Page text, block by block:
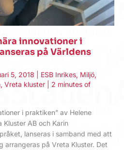
innovationer i
på Världens
5, 2018 ESB Inrikes, Miljö,
, Vreta kluster
2 minutes of
i praktiken” av Helene
Kluster AB och Karin
lanseras i samband med att
arrangeras på Vreta Kluster. Det